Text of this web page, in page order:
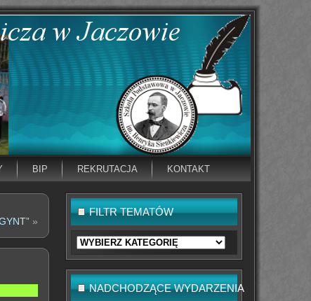
BIP REKRUTACJA KONTAKT
»
FILTR TEMATÓW
Filtr
tematów
NADCHODZĄCE WYDARZENIA